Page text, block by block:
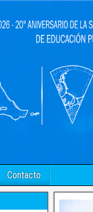
Contacto